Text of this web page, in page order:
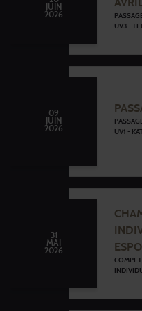
JUIN
2026
UV3 -
09
JUIN
2026
UV1 -
31
MAI
2026